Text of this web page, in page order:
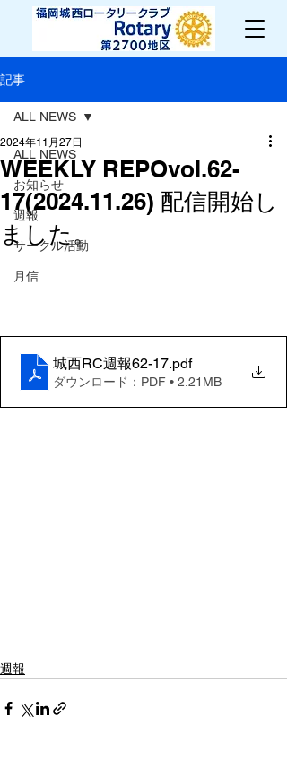
記事
ALL NEWS
お知らせ
週報
サークル活動
月信
ALL NEWS
WEEKLY REPOvol.62-
17(2024.11.26) 配信開始し
ました。
2024年11月27日
城西RC週報62-17.pdf
ダウンロード：PDF • 2.21MB
週報